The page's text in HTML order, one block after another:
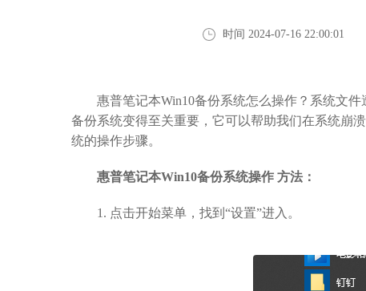
时间 2024-07-16 22:00:01
惠普笔记本Win10备份系统怎么操作？系统文件
备份系统变得至关重要，它可以帮助我们在系统崩
统的操作步骤。
惠普笔记本Win10备份系统操作 方法：
1. 点击开始菜单，找到“设置”进入。